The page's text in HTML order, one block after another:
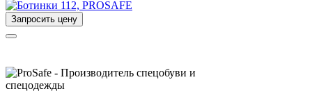
Запросить цену